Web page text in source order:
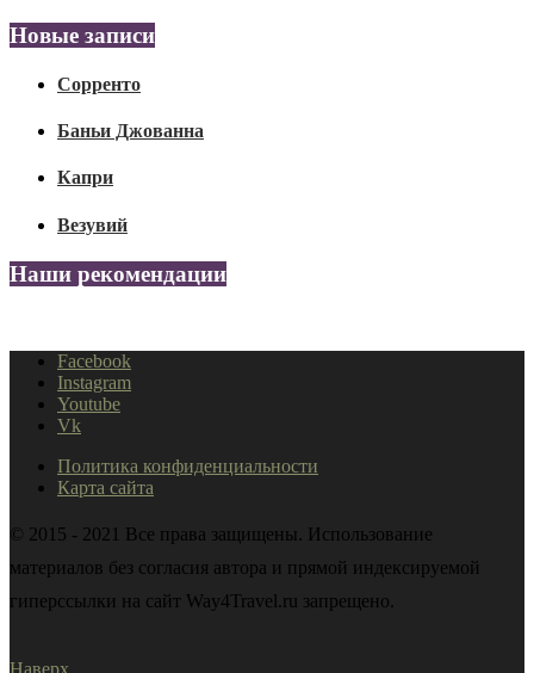
Новые записи
Сорренто
Баньи Джованна
Капри
Везувий
Наши рекомендации
Facebook
Instagram
Youtube
Vk
Политика конфиденциальности
Карта сайта
© 2015 - 2021 Все права защищены. Использование
материалов без согласия автора и прямой индексируемой
гиперссылки на сайт Way4Travel.ru запрещено.
Наверх